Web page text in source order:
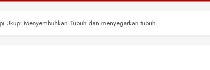
Ukup: Menyembuhkan Tubuh dan menyegarkan tubuh